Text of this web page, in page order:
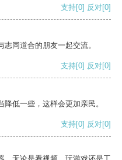
支持[0] 反对[0]
同道合的朋友一起交流。
支持[0] 反对[0]
低一些，这样会更加亲民。
支持[0] 反对[0]